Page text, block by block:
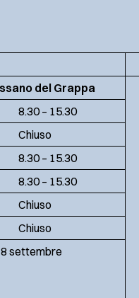
del Grappa
8.30 – 15.30
Chiuso
8.30 – 15.30
8.30 – 15.30
Chiuso
Chiuso
8 settembre